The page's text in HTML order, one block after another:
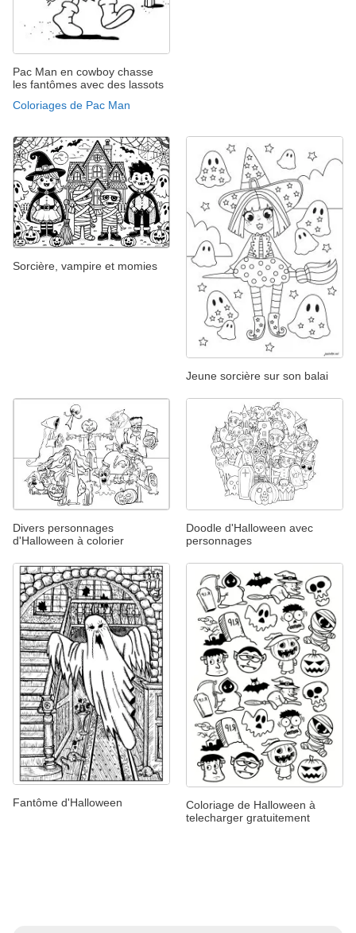
Pac Man en cowboy chasse
les fantômes avec des lassots
Coloriages de Pac Man
Sorcière, vampire et momies
Jeune sorcière sur son balai
Divers personnages
d'Halloween à colorier
Doodle d'Halloween avec
personnages
Fantôme d'Halloween
Coloriage de Halloween à
telecharger gratuitement